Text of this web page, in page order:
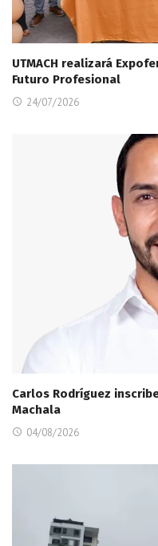
UTMACH realizará
Futuro Profesional
24/07/2026
Carlos Rodríguez
Machala
04/08/2026